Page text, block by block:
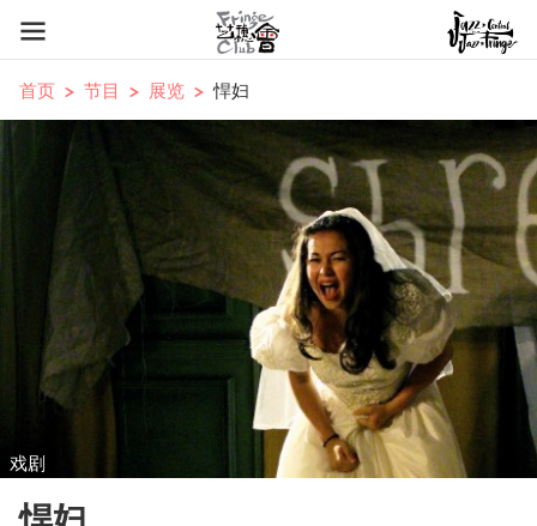
首页 节目 展览 悍妇
戏剧